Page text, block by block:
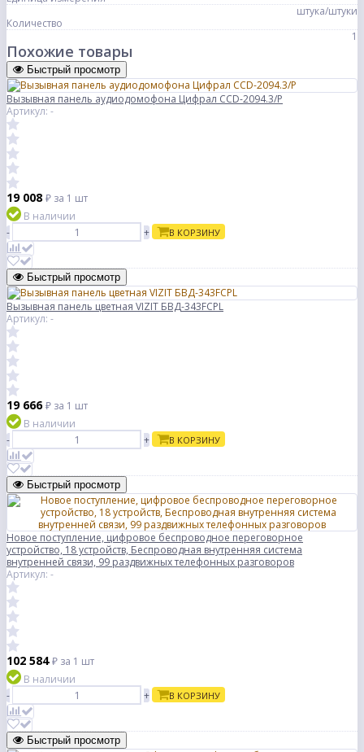
штука/штуки
Количество
1
Похожие товары
Быстрый просмотр
Вызывная панель аудиодомофона Цифрал CCD-2094.3/P
Артикул: -
19 008 ₽ за 1 шт
В наличии
-
+ В КОРЗИНУ
Быстрый просмотр
Вызывная панель цветная VIZIT БВД-343FCPL
Артикул: -
19 666₽ за 1 шт
В наличии
-
+ В КОРЗИНУ
Быстрый просмотр
Новое поступление, цифровое беспроводное переговорное
устройство, 18 устройств, Беспроводная внутренняя система
внутренней связи, 99 раздвижных телефонных разговоров
Артикул: -
102 584₽ за 1 шт
В наличии
-
+ В КОРЗИНУ
Быстрый просмотр